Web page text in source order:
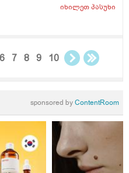
ვერ ვთავაზობ და იქნებ
იხილეთპასუხი
6 7 8 9 10
sponsored byContentRoom